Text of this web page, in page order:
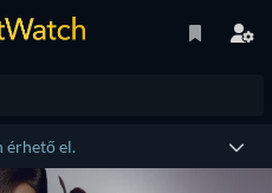
érhető el.